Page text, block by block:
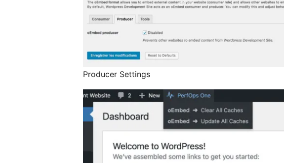
Producer Settings